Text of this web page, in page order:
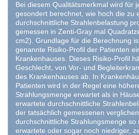
Bei diesem Qualitätsmerkmal wird für
gesondert berechnet, wie hoch die zu
durchschnittliche Strahlenbelastung
gemessen in Zenti-Gray mal
cm2). Grundlage für die Berechnung
genannte Risiko-Profil der Patienten
Krankenhauses. Dieses Risiko-Profil
Geschlecht, von Vor- und
des Krankenhauses ab. In
Patienten wird in der Regel eine
Strahlungsmenge erwartet als in
erwartete durchschnittliche
der tatsächlich gemessenen
durchschnittliche Strahlungsmenge so
erwartete oder sogar noch niedriger,